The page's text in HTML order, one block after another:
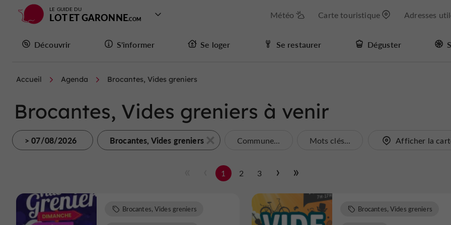
LE GUIDE DU
LOT ET GARONNE Météo Carte touristique Adresses
Découvrir S'informer Se loger Se restaurer Déguster
Accueil Agenda Brocantes, Vides greniers
Brocantes, Vides greniers à venir
> 07/08/2026 Brocantes, Vides greniers Commune... Mots clés... Afficher la
1 2 3
Brocantes, Vides greniers Brocantes, Vides greniers